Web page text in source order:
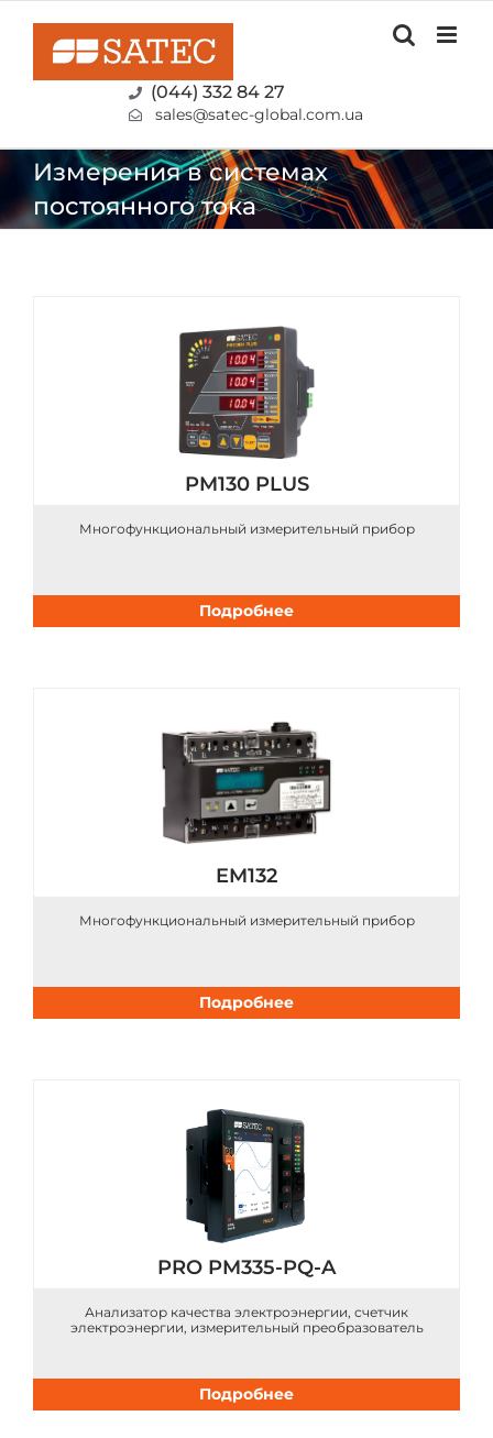
content
(044) 332 84 27
sales@satec-global.com.ua
Измерения в системах
постоянного тока
PM130 PLUS
Многофункциональный измерительный прибор
Подробнее
EM132
Многофункциональный измерительный прибор
Подробнее
PRO PM335-PQ-A
Анализатор качества электроэнергии, счетчик
электроэнергии, измерительный преобразователь
Подробнее